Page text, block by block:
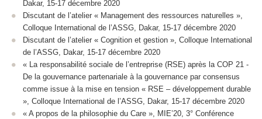
Dakar, 15-17 décembre 2020
Discutant de l’atelier « Management des ressources naturelles »,
Colloque International de l’ASSG, Dakar, 15-17 décembre 2020
Discutant de l’atelier « Cognition et gestion », Colloque International
de l’ASSG, Dakar, 15-17 décembre 2020
« La responsabilité sociale de l’entreprise (RSE) après la COP 21 -
De la gouvernance partenariale à la gouvernance par consensus
comme issue à la mise en tension « RSE – développement durable
», Colloque International de l’ASSG, Dakar, 15-17 décembre 2020
« A propos de la philosophie du Care », MIE’20, 3° Conférence